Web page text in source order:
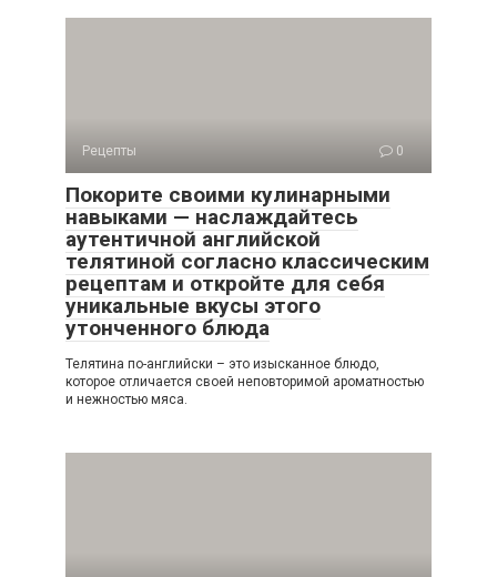
Рецепты 0
Покорите своими кулинарными
навыками — наслаждайтесь
аутентичной английской
телятиной согласно классическим
рецептам и откройте для себя
уникальные вкусы этого
утонченного блюда
Телятина по-английски – это изысканное блюдо,
которое отличается своей неповторимой ароматностью
и нежностью мяса.